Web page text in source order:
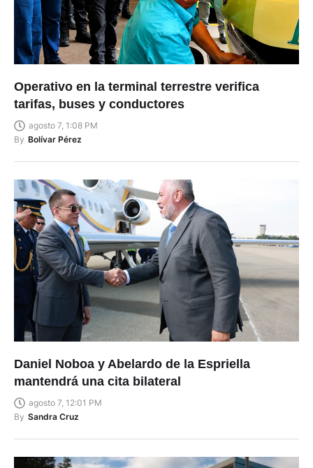
Operativo en la terminal terrestre verifica
tarifas, buses y conductores
agosto 7, 1:08 PM
By Bolívar Pérez
Daniel Noboa y Abelardo de la Espriella
mantendrá una cita bilateral
agosto 7, 12:01 PM
By Sandra Cruz